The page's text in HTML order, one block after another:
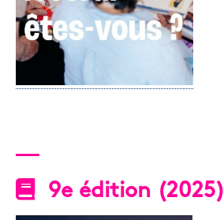
9e édition (2025)